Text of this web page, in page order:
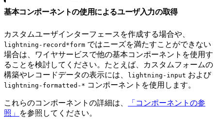
基本コンポーネントの使用によるユーザ入力の取得
カスタムユーザインターフェースを作成する場合や、
lightning-record*form ではニーズを満たすことができない
場合は、ワイヤサービスで他の基本コンポーネントを使用す
ることを検討してください。たとえば、カスタムフォームの
構築やレコードデータの表示には、
lightning-input および
lightning-formatted-* コンポーネントを使用します。
これらのコンポーネントの詳細は、
「コンポーネントの参
照」
を参照してください。